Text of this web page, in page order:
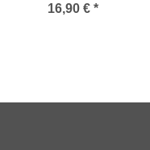
16,90 € *